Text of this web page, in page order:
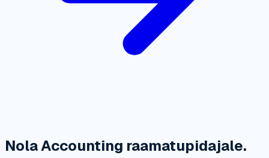
Nola Accounting raamatupidajale.